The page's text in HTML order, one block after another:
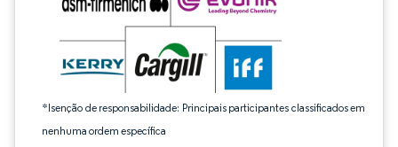
*Isenção de responsabilidade: Principais participantes classificados em
nenhuma ordem específica